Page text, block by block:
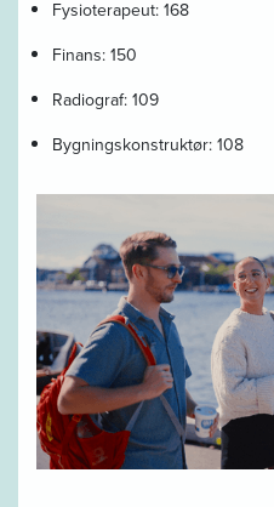
Fysioterapeut: 168
Finans: 150
Radiograf: 109
Bygningskonstruktør: 108